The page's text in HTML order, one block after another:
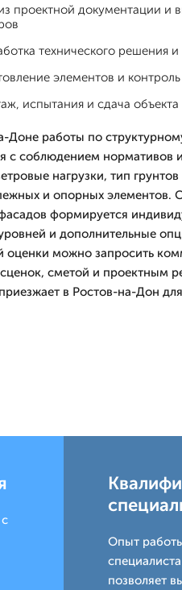
проектной документации и
технического решения
элементов и
испытания и сдача объекта
Доне работы по
с соблюдением нормативов
нагрузки, тип
и опорных элементов.
формируется
и дополнительные
оценки можно запросить
сметой и проектным
в Ростов-на-Дон
Опыт
позволяет